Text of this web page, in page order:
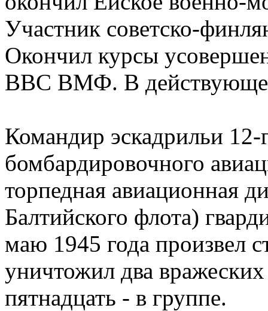
Участник советско-
Окончил курсы
ВВС ВМФ. В действующей
Командир эскадрильи 12-
бомбардировочного
торпедная авиационная
Балтийского флота)
маю 1945 года произвел
уничтожил два
пятнадцать - в группе.